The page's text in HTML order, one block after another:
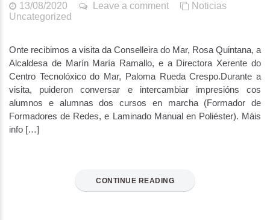
13/08/2020 Leave a comment
Noticias
Uncategorized
Onte recibimos a visita da Conselleira do Mar, Rosa Quintana, a
Alcaldesa de Marín María Ramallo, e a Directora Xerente do
Centro Tecnolóxico do Mar, Paloma Rueda Crespo.Durante a
visita, puideron conversar e intercambiar impresións cos
alumnos e alumnas dos cursos en marcha (Formador de
Formadores de Redes, e Laminado Manual en Poliéster). Máis
info […]
CONTINUE READING